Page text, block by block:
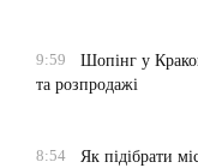
9:59
Шопінг у
та розпродажі
8:54
Як підібрати